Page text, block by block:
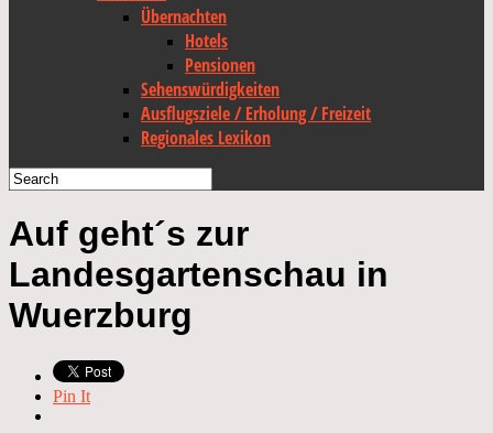
Übernachten
Hotels
Pensionen
Sehenswürdigkeiten
Ausflugsziele / Erholung / Freizeit
Regionales Lexikon
Auf geht´s zur
Landesgartenschau in
Wuerzburg
Pin It